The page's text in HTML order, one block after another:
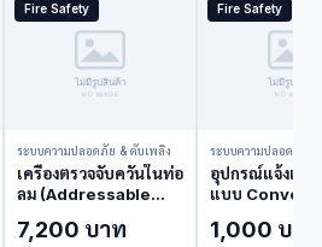
Fire Safety
ระบบความปลอดภัย & ดับเพลิง
เครื่องตรวจจับควันในท่อ
ลม (Addressable
(Duct Smoke
7,200 บาท
Fire Safety
ระบบความปลอดภัย &
อุปกรณ์แจ้งเหตุ
แบบ
MCP2A
1,000 บาท